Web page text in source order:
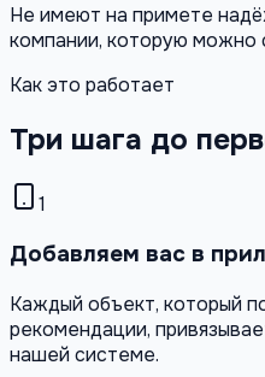
Не имеют на примете
компании, которую можно
Как это работает
Три шага до
1
Добавляем вас в
Каждый объект, который
рекомендации,
нашей системе.